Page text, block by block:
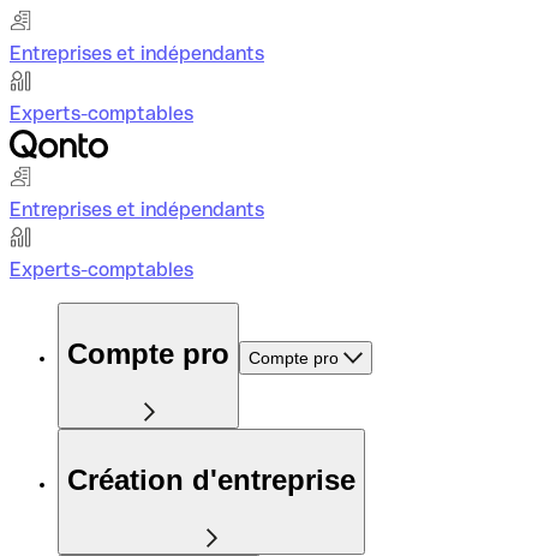
Entreprises et indépendants
Experts-comptables
Entreprises et indépendants
Experts-comptables
Compte pro Compte pro
Création d'entreprise